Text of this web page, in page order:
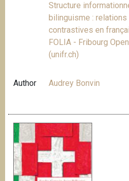
Structure
bilinguisme :
contrastives en
FOLIA - Fribourg
(unifr.ch)
Author Audrey Bonvin